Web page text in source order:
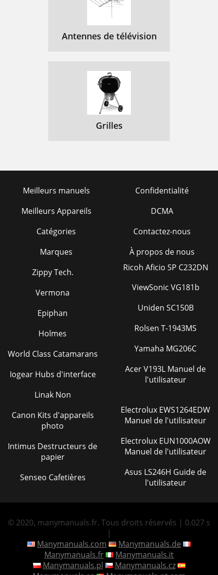
Antennes de télévision
Grilles
Meilleurs manuels
Meilleurs Appareils
Catégories
Marques
Confidentialité
DCMA
Contactez-nous
À propos de nous
Zippy Tech.
Vermona
Epiphan
Holmes
World Class Catamarans
Iogear Hubs d'interface
Linak Non
Canon Kits d'appareils
photo
Intimus Destructeurs de
papier
Senseo Cafetières
Ricoh Aficio SP C232DN
ViewSonic VG181b
Uniden SC150B
Rolsen T-1943MS
Yamaha MG206C
Acer V193L Manuel de
l'utilisateur
Electrolux EWS1264EDW
Manuel de l'utilisateur
Electrolux EUN1000AOW
Manuel de l'utilisateur
Asus LS246H Guide de
l'utilisateur
© 2020, manymanuals.fr. Tous droits réservés | 0.027 s
|
Manymanuals.com
Manymanuals.de
Manymanuals.fr
Manymanuals.it
Manymanuals.pl
Manymanuals.cz